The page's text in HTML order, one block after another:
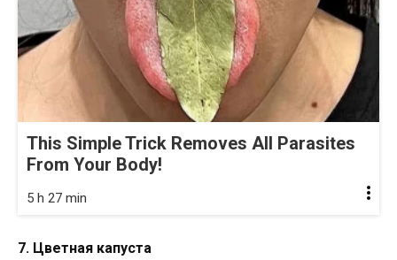
This Simple Trick Removes All Parasites
From Your Body!
5 h 27 min
7. Цветная капуста